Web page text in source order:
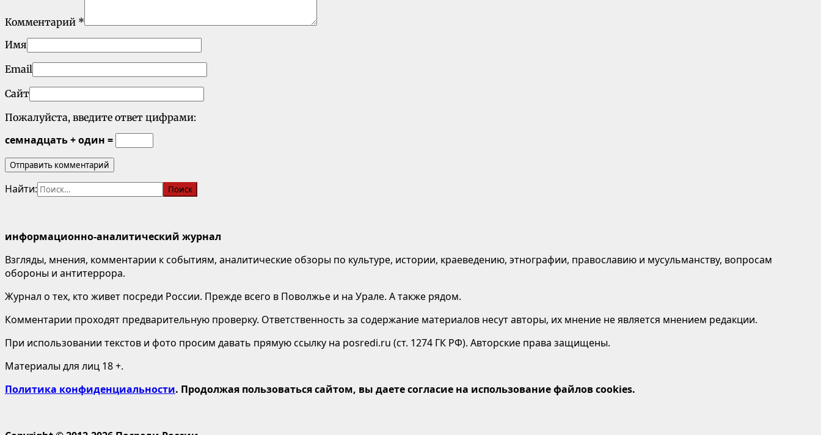
Комментарий *
Имя
Email
Сайт
Пожалуйста, введите ответ цифрами:
семнадцать + один =
Найти:
информационно-аналитический журнал
Взгляды, мнения, комментарии к событиям, аналитические обзоры по культуре, истории, краеведению, этнографии, православию и мусульманству, вопросам
обороны и антитеррора.
Журнал о тех, кто живет посреди России. Прежде всего в Поволжье и на Урале. А также рядом.
Комментарии проходят предварительную проверку. Ответственность за содержание материалов несут авторы, их мнение не является мнением редакции.
При использовании текстов и фото просим давать прямую ссылку на posredi.ru (ст. 1274 ГК РФ). Авторские права защищены.
Материалы для лиц 18 +.
Политика конфиденциальности. Продолжая пользоваться сайтом, вы даете согласие на использование файлов cookies.